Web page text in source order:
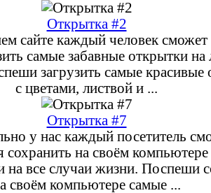
Открытка #2
сайте каждый человек
самые забавные открытки
загрузить самые красивые
с цветами, листвой и ...
Открытка #7
у нас каждый посетитель
сохранить на своём
на все случаи жизни. Поспеши
своём компьютере самые ...